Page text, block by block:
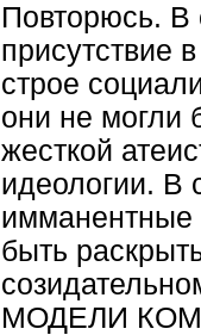
Повторюсь. В
присутствие
строе
они не могли
жесткой
идеологии. В
имманентные
быть
МОДЕЛИ